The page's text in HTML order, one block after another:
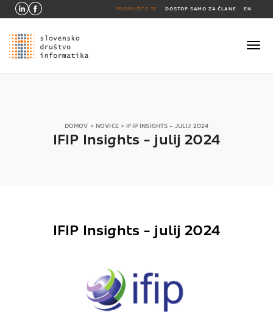
PRIDRUŽITE SE DOSTOP SAMO ZA ČLANE EN
DOMOV > NOVICE> IFIP INSIGHTS - JULIJ 2024
IFIP Insights - julij 2024
IFIP Insights - julij 2024